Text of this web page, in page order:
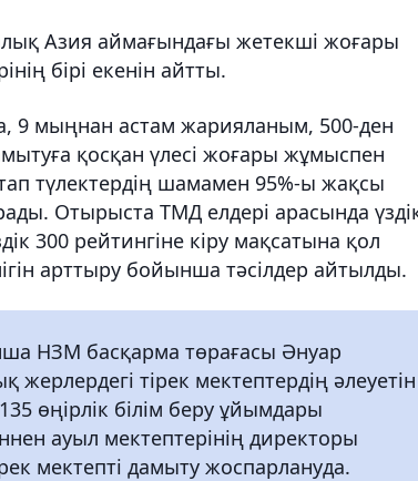
Азия аймағындағы жетекші жоғары
бірі екенін айтты.
9 мыңнан астам жарияланым, 500-ден
қосқан үлесі жоғары жұмыспен
түлектердің шамамен 95%-ы жақсы
Отырыста ТМД елдері арасында
300 рейтингіне кіру мақсатына қол
арттыру бойынша тәсілдер айтылды.
НЗМ басқарма төрағасы Әнуар
жерлердегі тірек мектептердің әлеуетін
өңірлік білім беру ұйымдары
ауыл мектептерінің директоры
мектепті дамыту жоспарлануда.